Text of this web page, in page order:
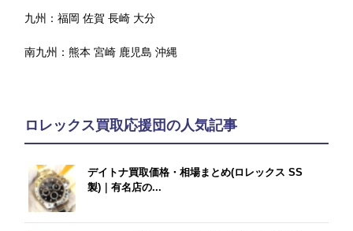
九州：福岡 佐賀 長崎 大分
南九州：熊本 宮崎 鹿児島 沖縄
ロレックス買取応援団の人気記事
デイトナ買取価格・相場まとめ(ロレックス SS
製)｜有名店の...